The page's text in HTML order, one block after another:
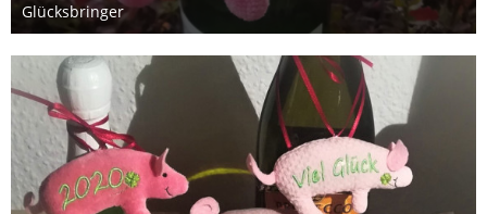
Glücksbringer
29. Dezember 2019